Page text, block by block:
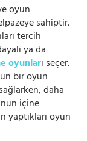
oyun
sahiptir.
tercih
ya da
oyunları seçer.
bir oyun
daha
içine
yaptıkları oyun